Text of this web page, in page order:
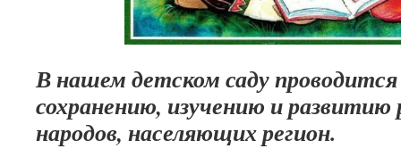
В нашем детском саду
сохранению, изучению и развитию
народов, населяющих регион.